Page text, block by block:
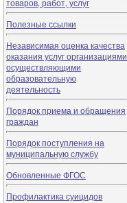
товаров, работ, услуг
Полезные ссылки
Независимая оценка качества
оказания услуг организациями
осуществляющими
образовательную
деятельность
Порядок приема и обращения
граждан
Порядок поступления на
муниципальную службу
Обновленные ФГОС
Профилактика суицидов